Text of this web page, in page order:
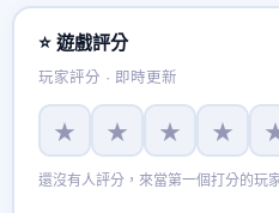
⭐ 遊戲評分
玩家評分 · 即時更新
★ ★ ★ ★
還沒有人評分，來當第一個打分的玩